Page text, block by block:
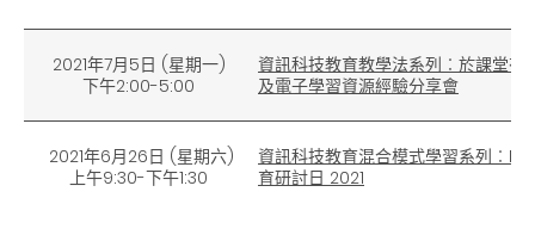
2021年7月5日 (星期一)
下午2:00-5:00
資訊科技教育教學法系列︰於課堂有
及電子學習資源經驗分享會
2021年6月26日 (星期六)
上午9:30-下午1:30
資訊科技教育混合模式學習系列
育研討日 2021